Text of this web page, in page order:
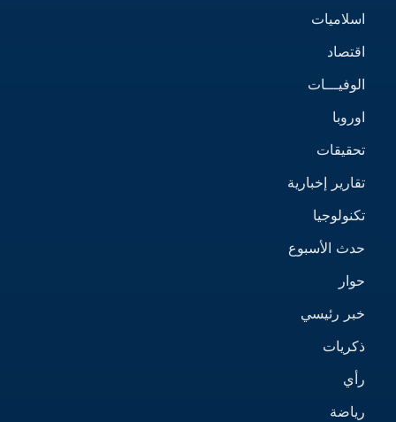
اسلاميات
اقتصاد
الوفيـــات
اوروبا
تحقيقات
تقارير إخبارية
تكنولوجيا
حدث الأسبوع
حوار
خبر رئيسي
ذكريات
رأي
رياضة